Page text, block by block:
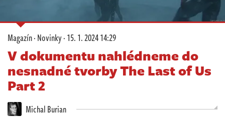
Komunita
Redakce
Živě
Magazín·Novinky·15. 1. 2024 14:29
V dokumentu nahlédneme do
nesnadné tvorby The Last of Us
Part 2
Michal Burian